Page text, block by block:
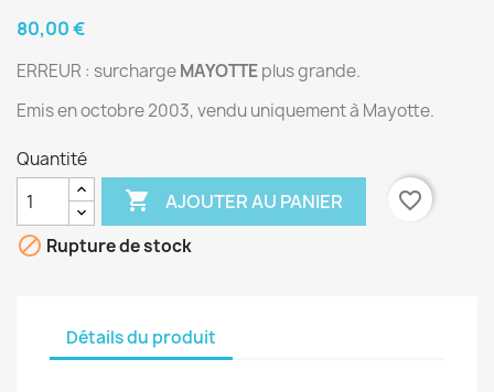
80,00 €
ERREUR : surchargeMAYOTTEplus grande.
Emis en octobre 2003, vendu uniquement à Mayotte.
Quantité
 AJOUTER AU PANIER
favorite_border
 Rupture de stock
Détails du produit